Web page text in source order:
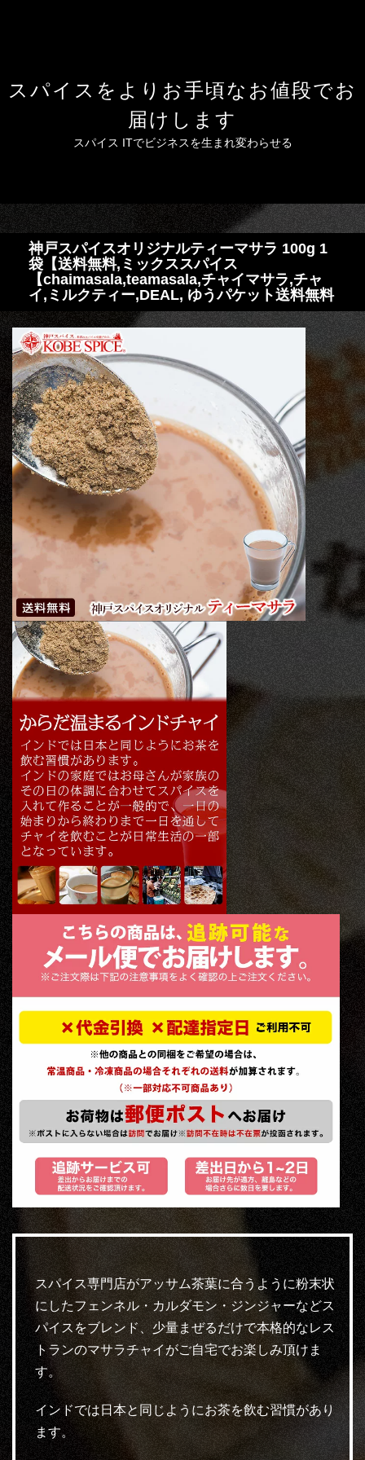
スパイスをよりお手頃なお値段でお
届けします
スパイス ITでビジネスを生まれ変わらせる
神戸スパイスオリジナルティーマサラ 100g 1
袋【送料無料,ミックススパイス
【chaimasala,teamasala,チャイマサラ,チャ
イ,ミルクティー,DEAL, ゆうパケット送料無料
スパイス専門店がアッサム茶葉に合うように粉末状
にしたフェンネル・カルダモン・ジンジャーなどス
パイスをブレンド、少量まぜるだけで本格的なレス
トランのマサラチャイがご自宅でお楽しみ頂けま
す。
インドでは日本と同じようにお茶を飲む習慣があり
ます。